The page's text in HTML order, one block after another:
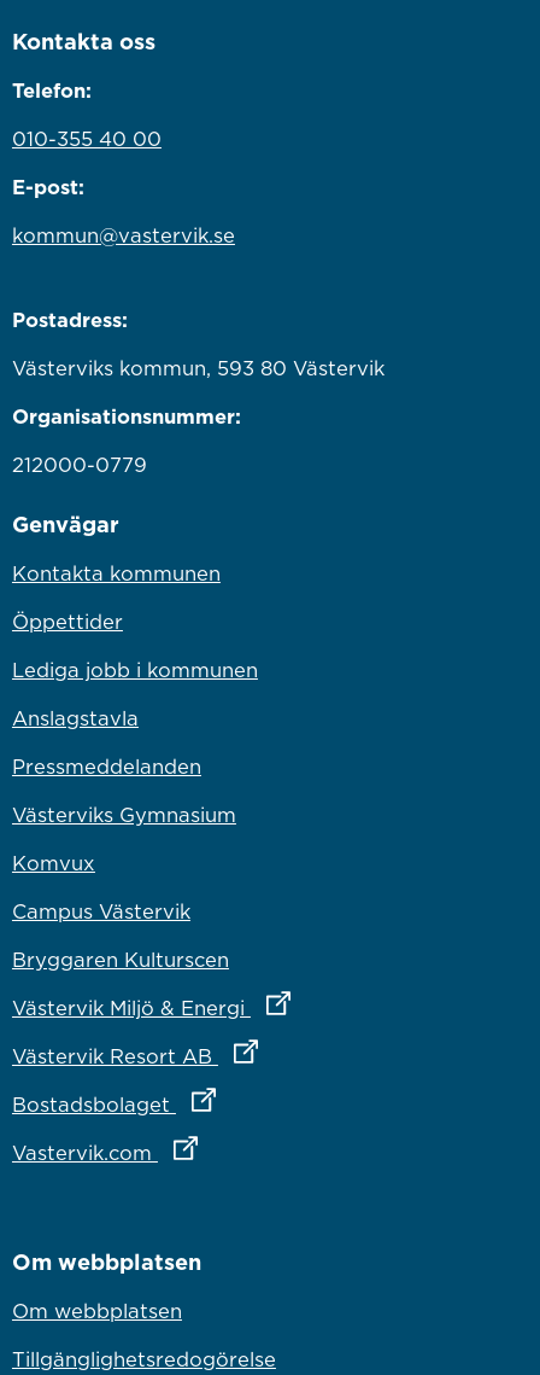
Kontakta oss
Telefon:
010-355 40 00
E-post:
kommun@vastervik.se
Postadress:
Västerviks kommun, 593 80 Västervik
Organisationsnummer:
212000-0779
Genvägar
Kontakta kommunen
Öppettider
Lediga jobb i kommunen
Anslagstavla
Pressmeddelanden
Västerviks Gymnasium
Komvux
Campus Västervik
Bryggaren Kulturscen
Västervik Miljö & Energi
Länk till annan webbplats
Västervik Resort AB Länk till annan webbplats
Bostadsbolaget Länk till annan webbplats
Vastervik.com Länk till annan webbplats
Om webbplatsen
Om webbplatsen
Tillgänglighetsredogörelse